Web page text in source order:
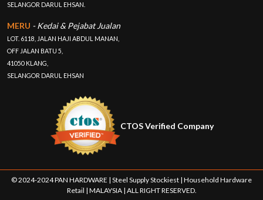
SELANGOR DARUL EHSAN.
MERU - Kedai & Pejabat Jualan
LOT. 6118, JALAN HAJI ABDUL MANAN,
OFF JALAN BATU 5,
41050 KLANG,
SELANGOR DARUL EHSAN
CTOS Verified Company
© 2024-2024 PAN HARDWARE | Steel Supply Stockiest | Household Hardware
Retail | MALAYSIA | ALL RIGHT RESERVED.